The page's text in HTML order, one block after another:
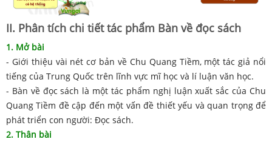
II. Phân tích chi tiết tác phẩm Bàn về đọc sách
1. Mở bài
- Giới thiệu vài nét cơ bản về Chu Quang Tiềm, một tác giả nổi
tiếng của Trung Quốc trên lĩnh vực mĩ học và lí luận văn học.
- Bàn về đọc sách là một tác phẩm nghị luận xuất sắc của Chu
Quang Tiềm đề cập đến một vấn đề thiết yếu và quan trọng để
phát triển con người: Đọc sách.
2. Thân bài